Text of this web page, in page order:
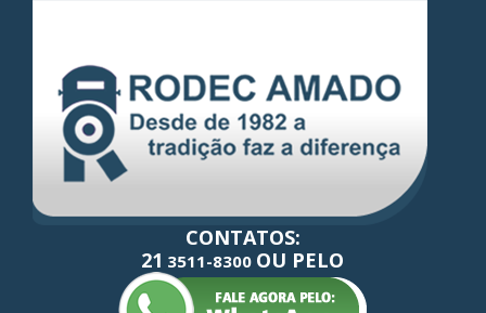
CONTATOS:
21 3511-8300 OU PELO